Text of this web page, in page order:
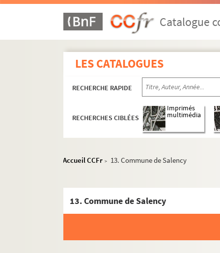
Catalogue
LES CATALOGUES
RECHERCHE RAPIDE
RECHERCHES CIBLÉES
Imprimés
multimédia
Accueil CCFr > 13. Commune de Salency
13. Commune de Salency
Géologie et hydrologie
Mycologie
Métiers